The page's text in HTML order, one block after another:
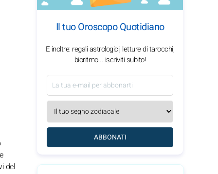
del
Il tuo Oroscopo Quotidiano
E inoltre: regali astrologici, letture di tarocchi,
bioritmo... iscriviti subito!
ABBONATI